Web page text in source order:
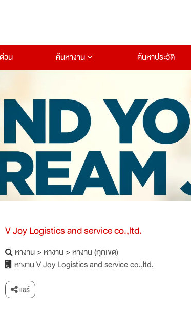
วน ค้นหางาน ค้นหาประวัติ
V Joy Logistics and service co.,ltd.
หางาน>หางาน>หางาน (ทุกเขต)
หางาน V Joy Logistics and service co.,ltd.
แชร์